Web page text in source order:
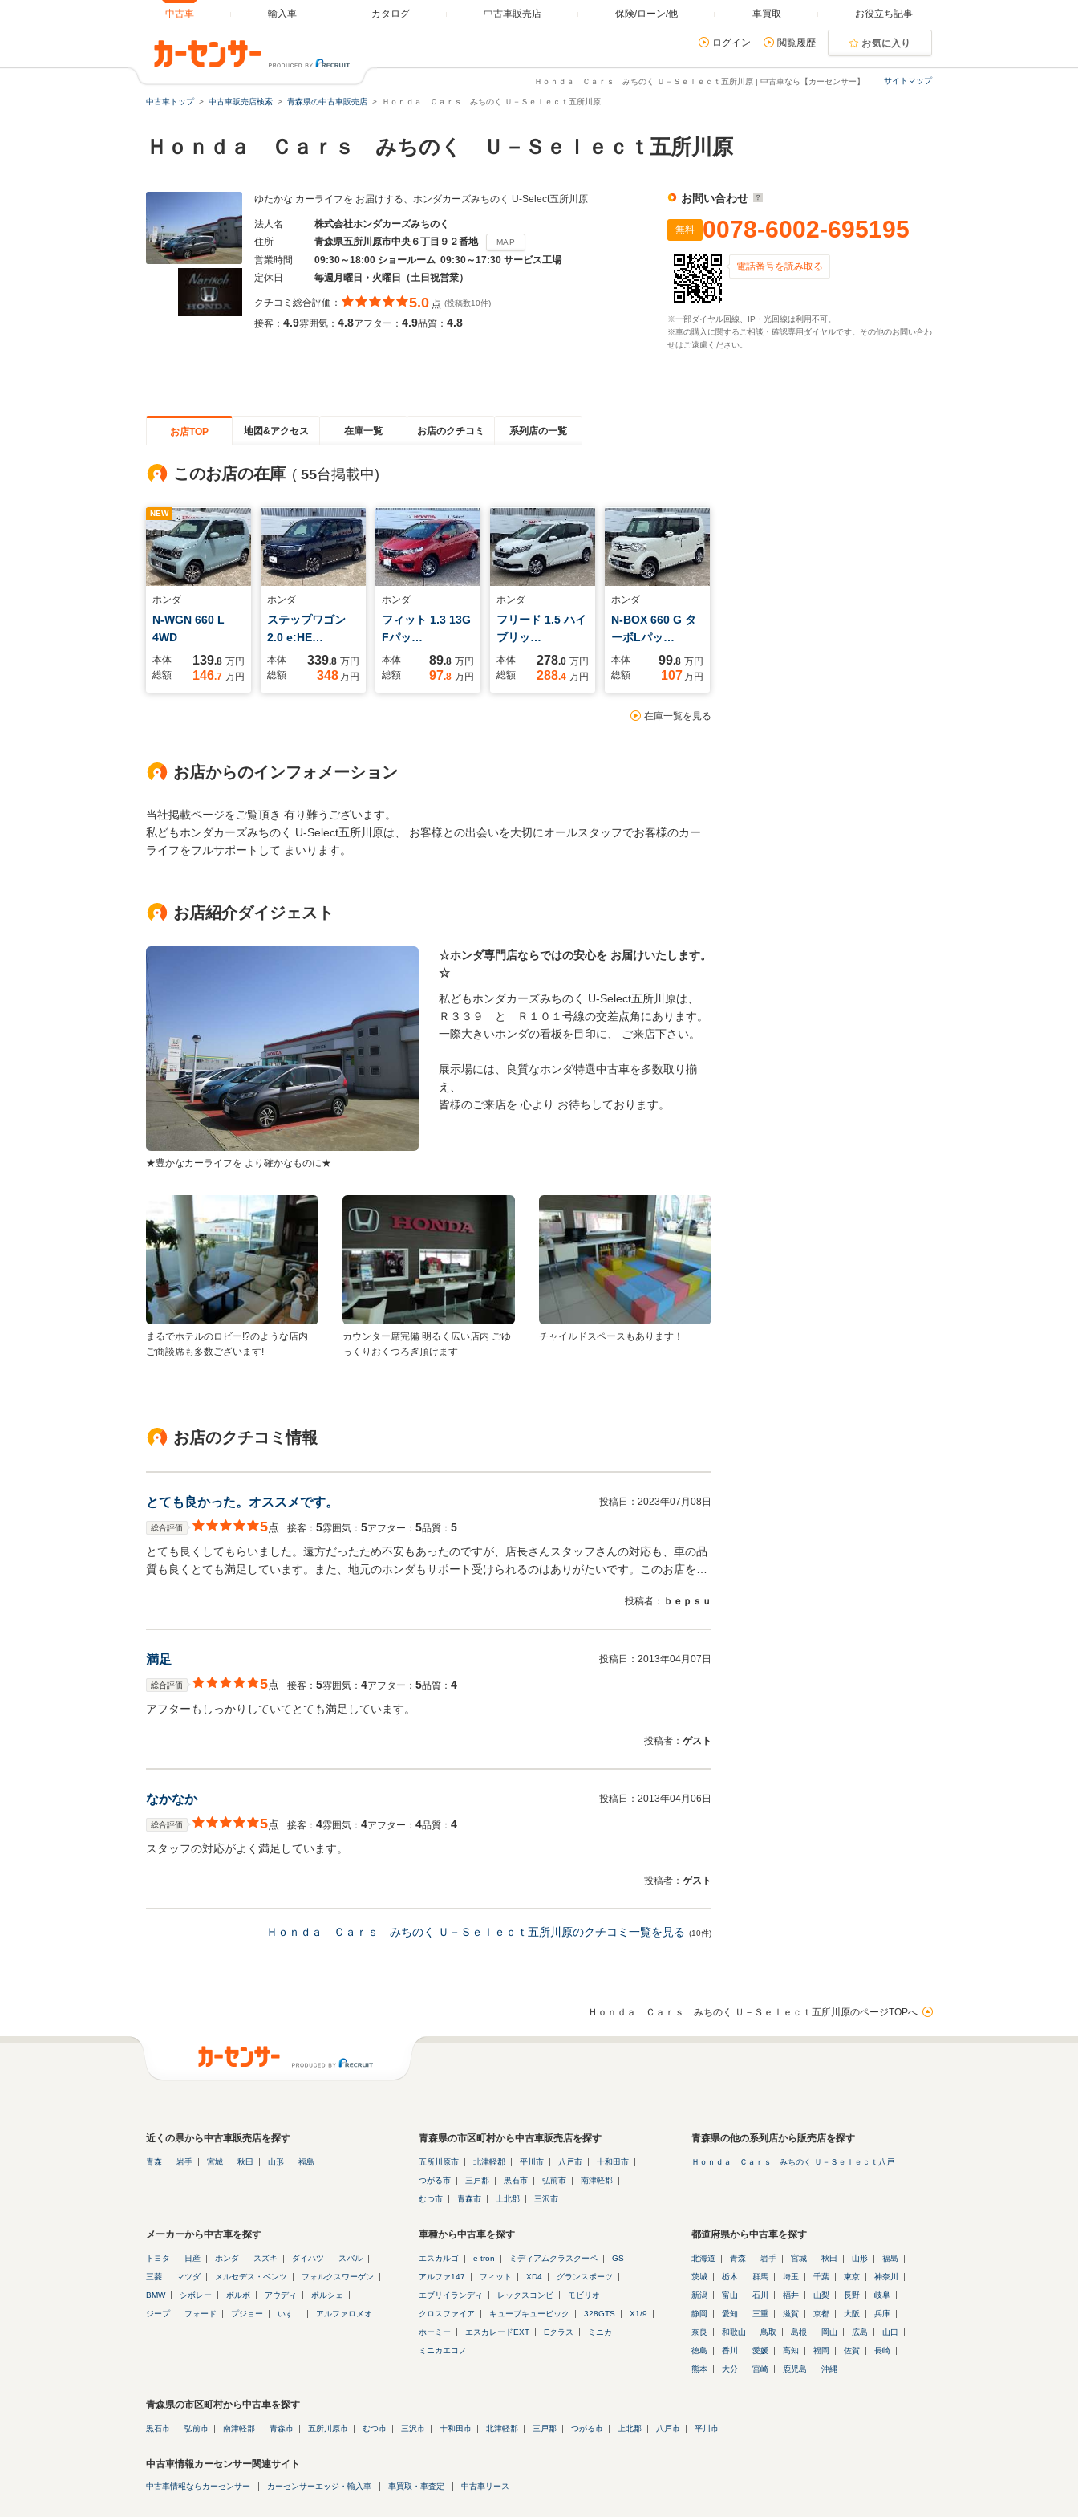
中古車 輸入車 カタログ 中古車販売店 保険/ローン/他 車買取 お役立ち記事
ログイン 閲覧履歴 お気に入り
サイトマップ
Ｈｏｎｄａ Ｃａｒｓ みちのく Ｕ－Ｓｅｌｅｃｔ五所川原 | 中古車なら【カーセンサー】
中古車トップ 中古車販売店検索 青森県の中古車販売店 Ｈｏｎｄａ Ｃａｒｓ みちのく Ｕ－Ｓｅｌｅｃｔ五所川原
Ｈｏｎｄａ Ｃａｒｓ みちのく Ｕ－Ｓｅｌｅｃｔ五所川原
ゆたかな カーライフを お届けする、ホンダカーズみちのく U-Select五所川原
法人名
株式会社ホンダカーズみちのく
住所
青森県五所川原市中央６丁目９２番地 MAP
営業時間
09:30～18:00 ショールーム 09:30～17:30 サービス工場
定休日
毎週月曜日・火曜日（土日祝営業）
クチコミ総合評価： 5.0 点 (投稿数10件)
接客： 4.9雰囲気： 4.8アフター： 4.9品質： 4.8
お問い合わせ
無料 0078-6002-695195
電話番号を読み取る
※一部ダイヤル回線、IP・光回線は利用不可。
※車の購入に関するご相談・確認専用ダイヤルです。その他のお問い合わ
せはご遠慮ください。
お店TOP 地図&アクセス 在庫一覧 お店のクチコミ 系列店の一覧
このお店の在庫 ( 55台掲載中)
NEW
ホンダ
N-WGN 660 L
4WD
本体 139.8 万円
総額
146.7 万円
ホンダ
ステップワゴン
2.0 e:HE…
本体 339.8 万円
総額
348万円
ホンダ
フィット 1.3 13G
Fパッ…
本体 89.8 万円
総額
97.8 万円
ホンダ
フリード 1.5 ハイ
ブリッ…
本体 278.0 万円
総額
288.4 万円
ホンダ
N-BOX 660 G タ
ーボLパッ…
本体 99.8 万円
総額
107万円
在庫一覧を見る
お店からのインフォメーション
当社掲載ページをご覧頂き 有り難うございます。
私どもホンダカーズみちのく U-Select五所川原は、 お客様との出会いを大切にオールスタッフでお客様のカー
ライフをフルサポートして まいります。
お店紹介ダイジェスト
★豊かなカーライフを より確かなものに★
☆ホンダ専門店ならではの安心を お届けいたします。
☆
私どもホンダカーズみちのく U-Select五所川原は、
Ｒ３３９ と Ｒ１０１号線の交差点角にあります。
一際大きいホンダの看板を目印に、 ご来店下さい。
展示場には、良質なホンダ特選中古車を多数取り揃
え、
皆様のご来店を 心より お待ちしております。
まるでホテルのロビー!?のような店内
ご商談席も多数ございます!
カウンター席完備 明るく広い店内 ごゆ
っくりおくつろぎ頂けます
チャイルドスペースもあります！
お店のクチコミ情報
とても良かった。オススメです。 投稿日： 2023年07月08日
総合評価 5点 接客： 5雰囲気： 5アフター： 5品質： 5
とても良くしてもらいました。遠方だったため不安もあったのですが、店長さんスタッフさんの対応も、車の品
質も良くとても満足しています。また、地元のホンダもサポート受けられるのはありがたいです。このお店を…
投稿者： ｂｅｐｓｕ
満足 投稿日： 2013年04月07日
総合評価 5点 接客： 5雰囲気： 4アフター： 5品質： 4
アフターもしっかりしていてとても満足しています。
投稿者： ゲスト
なかなか 投稿日： 2013年04月06日
総合評価 5点 接客： 4雰囲気： 4アフター： 4品質： 4
スタッフの対応がよく満足しています。
投稿者： ゲスト
Ｈｏｎｄａ Ｃａｒｓ みちのく Ｕ－Ｓｅｌｅｃｔ五所川原のクチコミ一覧を見る (10件)
Ｈｏｎｄａ Ｃａｒｓ みちのく Ｕ－Ｓｅｌｅｃｔ五所川原のページTOPへ
近くの県から中古車販売店を探す
青森 岩手 宮城 秋田 山形 福島
青森県の市区町村から中古車販売店を探す
五所川原市 北津軽郡 平川市 八戸市 十和田市
つがる市 三戸郡 黒石市 弘前市 南津軽郡
むつ市 青森市 上北郡 三沢市
青森県の他の系列店から販売店を探す
Ｈｏｎｄａ Ｃａｒｓ みちのく Ｕ－Ｓｅｌｅｃｔ八戸
メーカーから中古車を探す
トヨタ 日産 ホンダ スズキ ダイハツ スバル
三菱 マツダ メルセデス・ベンツ フォルクスワーゲン
BMW シボレー ボルボ アウディ ポルシェ
ジープ フォード プジョー いすゞ アルファロメオ
車種から中古車を探す
エスカルゴ e-tron ミディアムクラスクーペ GS
アルファ147 フィット XD4 グランスポーツ
エブリイランディ レックスコンビ モビリオ
クロスファイア キューブキュービック 328GTS X1/9
ホーミー エスカレードEXT Eクラス ミニカ
ミニカエコノ
都道府県から中古車を探す
北海道 青森 岩手 宮城 秋田 山形 福島
茨城 栃木 群馬 埼玉 千葉 東京 神奈川
新潟 富山 石川 福井 山梨 長野 岐阜
静岡 愛知 三重 滋賀 京都 大阪 兵庫
奈良 和歌山 鳥取 島根 岡山 広島 山口
徳島 香川 愛媛 高知 福岡 佐賀 長崎
熊本 大分 宮崎 鹿児島 沖縄
青森県の市区町村から中古車を探す
黒石市 弘前市 南津軽郡 青森市 五所川原市 むつ市 三沢市 十和田市 北津軽郡 三戸郡 つがる市 上北郡 八戸市 平川市
中古車情報カーセンサー関連サイト
中古車情報ならカーセンサー カーセンサーエッジ・輸入車 車買取・車査定 中古車リース